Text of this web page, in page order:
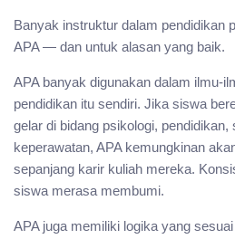
Banyak instruktur dalam pendidikan
APA — dan untuk alasan yang baik.
APA banyak digunakan dalam ilmu-
pendidikan itu sendiri. Jika siswa
gelar di bidang psikologi, pendidikan,
keperawatan, APA kemungkinan
sepanjang karir kuliah mereka.
siswa merasa membumi.
APA juga memiliki logika yang